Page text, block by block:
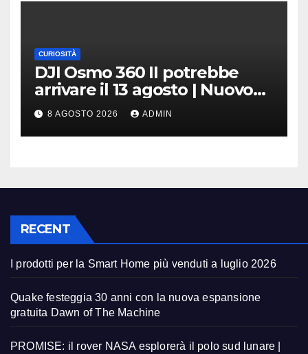
CURIOSITÀ
DJI Osmo 360 II potrebbe
arrivare il 13 agosto | Nuovo
teaser
8 AGOSTO 2026 ADMIN
RECENT
I prodotti per la Smart Home più venduti a luglio 2026
Quake festeggia 30 anni con la nuova espansione
gratuita Dawn of The Machine
PROMISE: il rover NASA esplorerà il polo sud lunare |